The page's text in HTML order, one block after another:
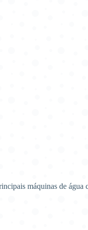
máquinas de água